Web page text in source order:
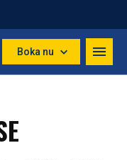
Boka nu